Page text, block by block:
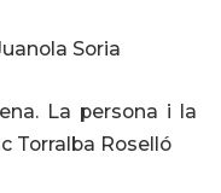
Soria
La persona i la
Torralba Roselló